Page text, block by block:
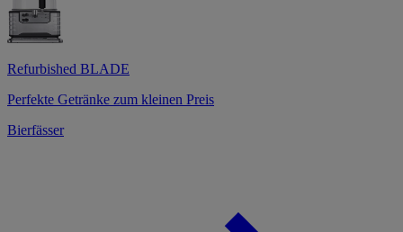
Refurbished BLADE
Perfekte Getränke zum kleinen Preis
Bierfässer